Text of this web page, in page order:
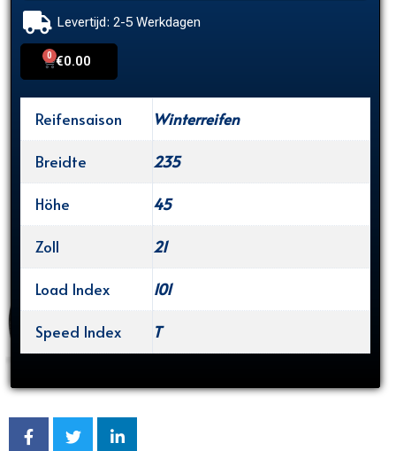
Levertijd: 2-5 Werkdagen
€0.00
0
Cart
Reifensaison
Winterreifen
Breidte
235
Höhe
45
Zoll
21
Load Index
101
Speed Index
T